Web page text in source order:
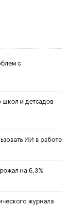
с
и детсадов
ИИ в работе
на 6,3%
журнала